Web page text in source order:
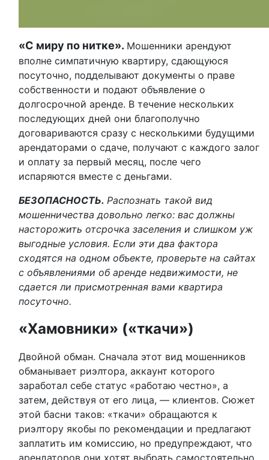
«С миру по нитке». Мошенники арендуют
вполне симпатичную квартиру, сдающуюся
посуточно, подделывают документы о праве
собственности и подают объявление о
долгосрочной аренде. В течение нескольких
последующих дней они благополучно
договариваются сразу с несколькими будущими
арендаторами о сдаче, получают с каждого залог
и оплату за первый месяц, после чего
испаряются вместе с деньгами.
БЕЗОПАСНОСТЬ. Распознать такой вид
мошенничества довольно легко: вас должны
насторожить отсрочка заселения и слишком уж
выгодные условия. Если эти два фактора
сходятся на одном объекте, проверьте на сайтах
с объявлениями об аренде недвижимости, не
сдается ли присмотренная вами квартира
посуточно.
«Хамовники» («ткачи»)
Двойной обман. Сначала этот вид мошенников
обманывает риэлтора, аккаунт которого
заработал себе статус «работаю честно», а
затем, действуя от его лица, — клиентов. Сюжет
этой басни таков: «ткачи» обращаются к
риэлтору якобы по рекомендации и предлагают
заплатить им комиссию, но предупреждают, что
арендаторов они хотят выбрать самостоятельно.